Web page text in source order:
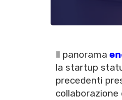
Il panorama
la startup
precedenti
collaborazione